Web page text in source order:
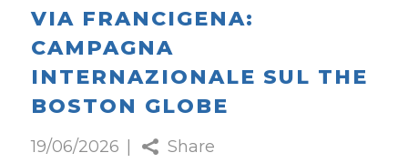
VIA FRANCIGENA:
CAMPAGNA
INTERNAZIONALE SUL THE
BOSTON GLOBE
19/06/2026 Share